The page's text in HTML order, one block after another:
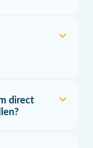
direct